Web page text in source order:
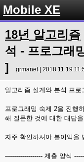
Mobile XE
18년 알고리즘
석 - 프로그래
]
grmanet | 2018.11.19
알고리즘 설계와 분석 프
프로그래밍 숙제 2을 진행
해 질문한 것에 대한 대답
자주 확인하셔야 불이익을
------------------- 제출 양식